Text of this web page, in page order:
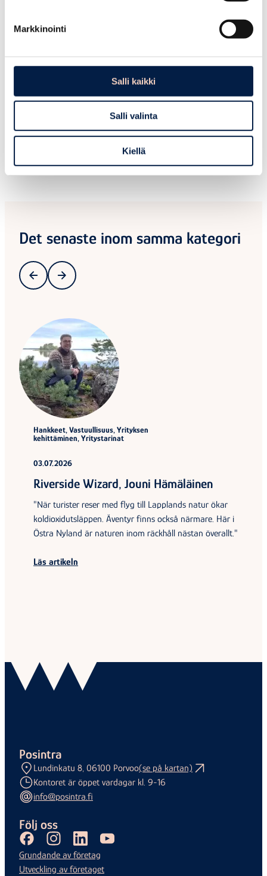
Markkinointi
Salli kaikki
Salli valinta
Kiellä
+358 503084388
Det senaste inom samma kategori
Hankkeet, Vastuullisuus, Yrityksen
kehittäminen, Yritystarinat
03.07.2026
Riverside Wizard, Jouni Hämäläinen
"När turister reser med flyg till Lapplands natur ökar
koldioxidutsläppen. Äventyr finns också närmare. Här i
Östra Nyland är naturen inom räckhåll nästan överallt."
Läs artikeln
Posintra
Lundinkatu 8, 06100 Porvoo(se på kartan)
Kontoret är öppet vardagar kl. 9-16
info@posintra.fi
Följ oss
FacebookInstagramLinkedInYoutube
Grundande av företag
Utveckling av företaget